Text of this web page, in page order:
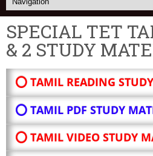
SPECIAL TET
& 2 STUDY
⭕ TAMIL READING
⭕ TAMIL PDF STUDY
⭕ TAMIL VIDEO STUDY